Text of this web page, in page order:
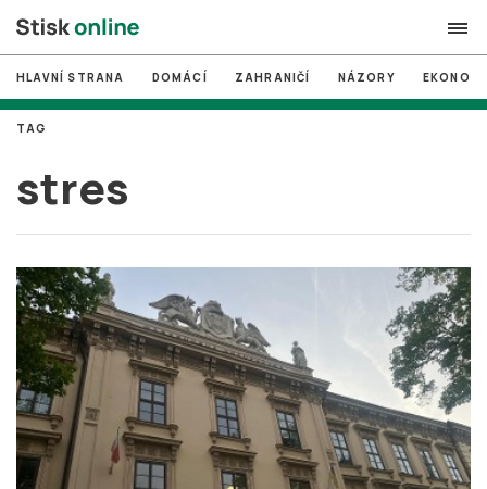
search
# MUNI
# Brno
# volby
login PŘIHLÁSIT SE
Zapomněli jste heslo?
Založit nový účet
HLAVNÍ STRANA DOMÁCÍ ZAHRANIČÍ NÁZORY
stres
TAG